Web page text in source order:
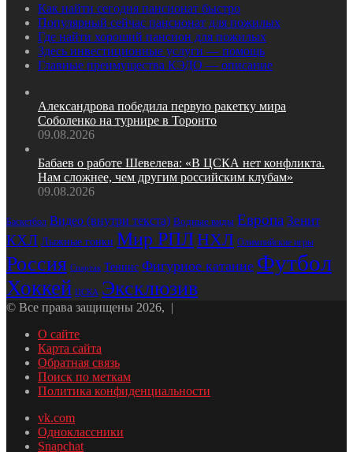
Как найти сегодня пансионат быстро
Популярный сейчас пансионат для пожилых
Где найти хороший пансион для пожилых
Здесь инвестиционные услуги — помощь
Главные преимущества КЭДО — описание
Александрова победила первую ракетку мира
Соболенко на турнире в Торонто
09.08.2026
Бабаев о работе Шевелева: «В ЦСКА нет конфликта.
Нам сложнее, чем другим российским клубам»
09.08.2026
Баскетбол Видео (внутри текста) Водные виды Европа Зенит
КХЛ Лыжные гонки Мир РПЛНХЛ Олимпийские игры
Россия Спартак Теннис Фигурное катание Футбол
Хоккей ЦСКА Эксклюзив
© Все права защищены 2026, |
О сайте
Карта сайта
Обратная связь
Поиск по меткам
Политика конфиденциальности
vk.com
Одноклассники
Snapchat